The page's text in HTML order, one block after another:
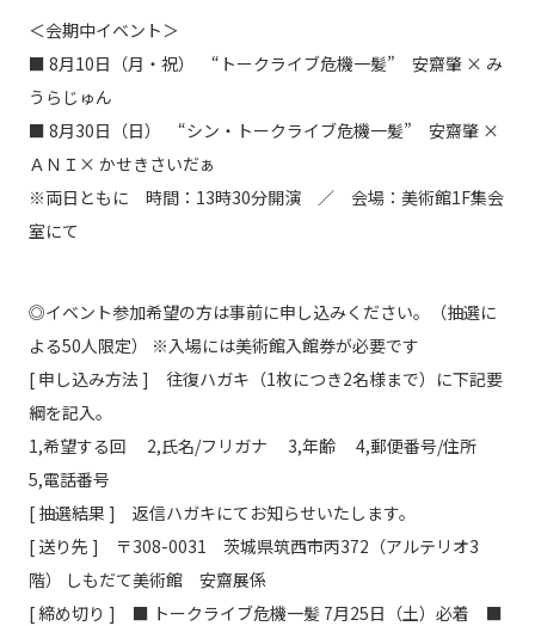
＜会期中イベント＞
■ 8月10日（月・祝） “トークライブ危機一髪” 安齋肇 × み
うらじゅん
■ 8月30日（日） “シン・トークライブ危機一髪” 安齋肇 ×
ＡＮＩ× かせきさいだぁ
※両日ともに 時間：13時30分開演 ／ 会場：美術館1F集会
室にて
◎イベント参加希望の方は事前に申し込みください。（抽選に
よる50人限定） ※入場には美術館入館券が必要です
[ 申し込み方法 ] 往復ハガキ（1枚につき2名様まで）に下記要
綱を記入。
1,希望する回 2,氏名/フリガナ 3,年齢 4,郵便番号/住所
5,電話番号
[ 抽選結果 ] 返信ハガキにてお知らせいたします。
[ 送り先 ] 〒308-0031 茨城県筑西市丙372（アルテリオ3
階） しもだて美術館 安齋展係
[ 締め切り ] ■ トークライブ危機一髪 7月25日（土）必着 ■